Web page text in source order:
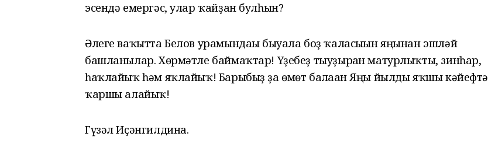
эсендә емергәс, улар ҡайҙан булһын?
Әлеге ваҡытта Белов урамындағы быуала боҙ ҡаласығын яңынан эшләй
башланылар. Хөрмәтле баймаҡтар! Үҙебеҙ тыуҙырған матурлыҡты, зинһар,
һаҡлайыҡ һәм яҡлайыҡ! Барыбыҙ ҙа өмөт бағлаған Яңы йылды яҡшы кәйефтә
ҡаршы алайыҡ!
Гүзәл Иҫәнгилдина.